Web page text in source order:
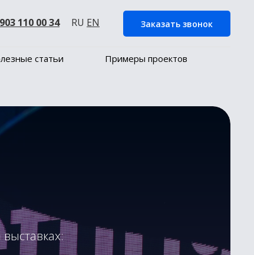
110 00 34 RU EN Заказать звонок
статьи
Примеры проектов